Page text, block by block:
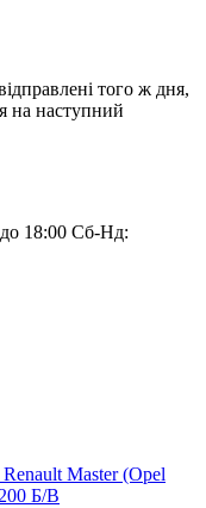
того ж дня,
на наступний
18:00 Сб-Нд:
Renault Master (Opel
Б/В